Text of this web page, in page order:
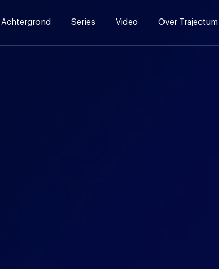
Achtergrond Series Video Over Trajectum